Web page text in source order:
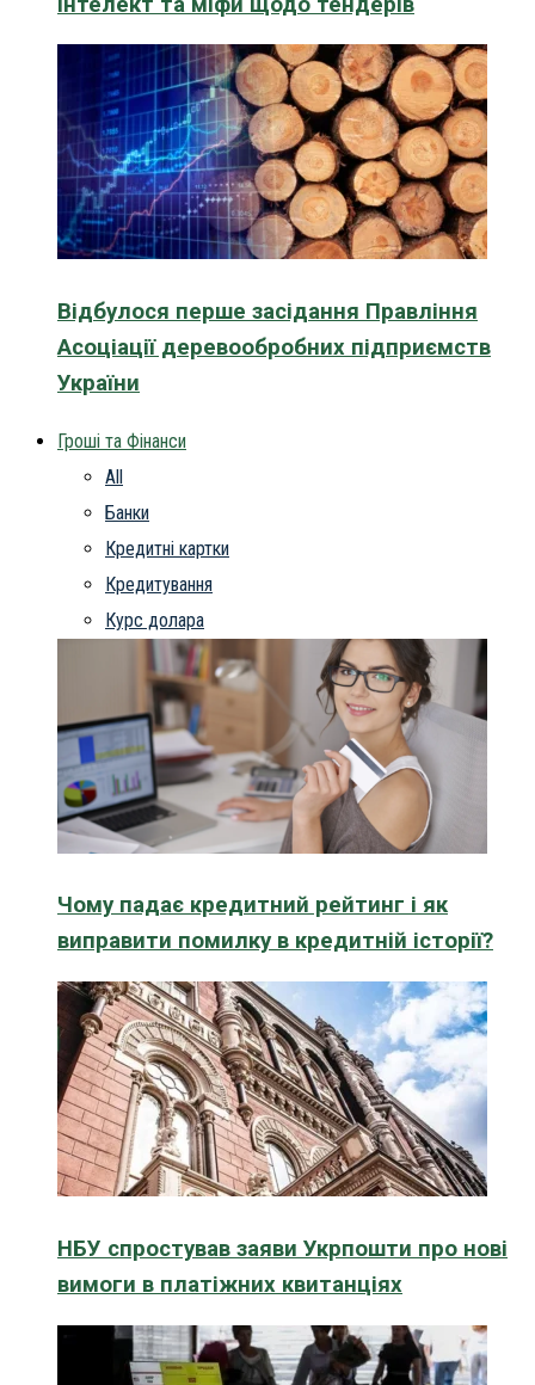
Відбулося перше засідання Правління
Асоціації деревообробних підприємств
України
Гроші та Фінанси
All
Банки
Кредитні картки
Кредитування
Курс долара
Чому падає кредитний рейтинг і як
виправити помилку в кредитній історії?
НБУ спростував заяви Укрпошти про нові
вимоги в платіжних квитанціях